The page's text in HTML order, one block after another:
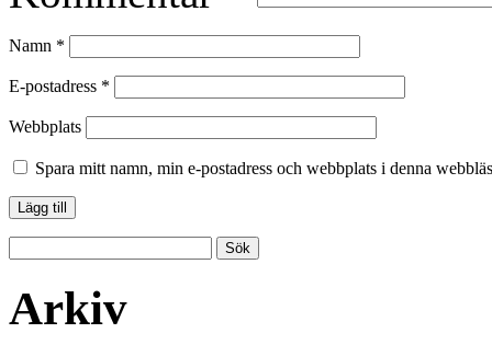
Namn *
E-postadress *
Webbplats
Spara mitt namn, min e-postadress och webbplats i denna
Arkiv